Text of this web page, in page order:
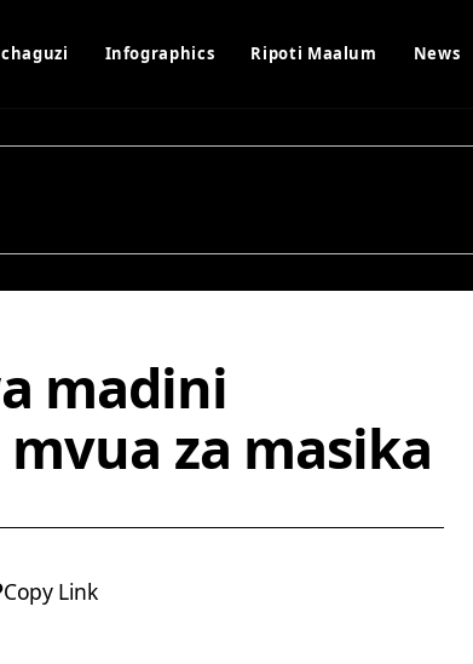
Infographics Ripoti Maalum News
madini
za masika
Copy Link